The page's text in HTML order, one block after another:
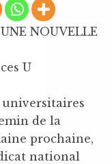
NOUVELLE
U
universitaires
de la
prochaine,
national